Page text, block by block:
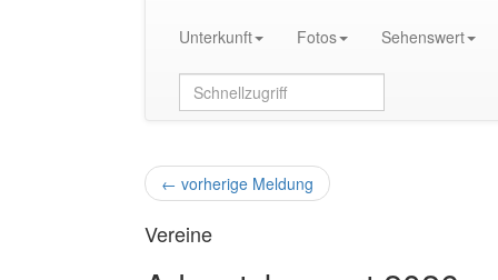
Unterkunft Fotos Sehenswert
← vorherige Meldung
Vereine